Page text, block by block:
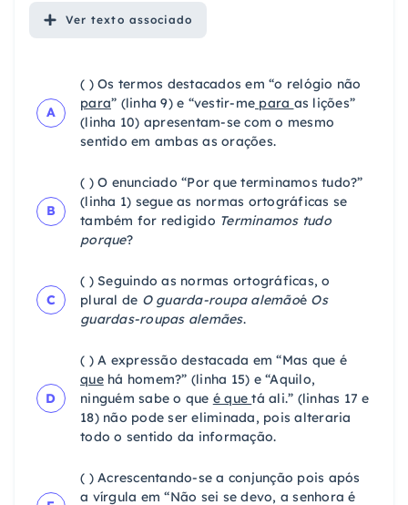
Ver texto associado
A
( ) Os termos destacados em “o relógio não
para” (linha 9) e “vestir-me para as lições”
(linha 10) apresentam-se com o mesmo
sentido em ambas as orações.
B
( ) O enunciado “Por que terminamos tudo?”
(linha 1) segue as normas ortográficas se
também for redigido Terminamos tudo
porque?
C
( ) Seguindo as normas ortográficas, o
plural de O guarda-roupa alemãoé Os
guardas-roupas alemães.
D
( ) A expressão destacada em “Mas que é
quehá homem?” (linha 15) e “Aquilo,
ninguém sabe o que é quetá ali.” (linhas 17 e
18) não pode ser eliminada, pois alteraria
todo o sentido da informação.
( ) Acrescentando-se a conjunção pois após
a vírgula em “Não sei se devo, a senhora é